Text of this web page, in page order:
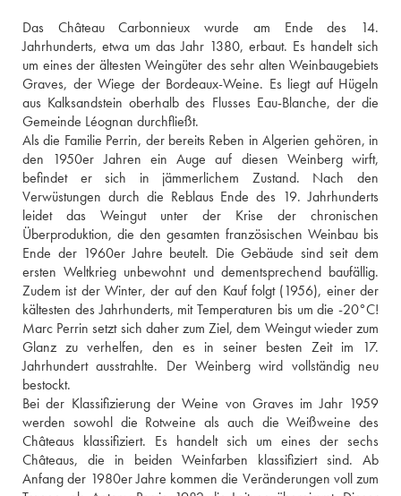
Das Château Carbonnieux wurde am Ende des 14.
Jahrhunderts, etwa um das Jahr 1380, erbaut. Es handelt sich
um eines der ältesten Weingüter des sehr alten Weinbaugebiets
Graves, der Wiege der Bordeaux-Weine. Es liegt auf Hügeln
aus Kalksandstein oberhalb des Flusses Eau-Blanche, der die
Gemeinde Léognan durchfließt.
Als die Familie Perrin, der bereits Reben in Algerien gehören, in
den 1950er Jahren ein Auge auf diesen Weinberg wirft,
befindet er sich in jämmerlichem Zustand. Nach den
Verwüstungen durch die Reblaus Ende des 19. Jahrhunderts
leidet das Weingut unter der Krise der chronischen
Überproduktion, die den gesamten französischen Weinbau bis
Ende der 1960er Jahre beutelt. Die Gebäude sind seit dem
ersten Weltkrieg unbewohnt und dementsprechend baufällig.
Zudem ist der Winter, der auf den Kauf folgt (1956), einer der
kältesten des Jahrhunderts, mit Temperaturen bis um die -20°C!
Marc Perrin setzt sich daher zum Ziel, dem Weingut wieder zum
Glanz zu verhelfen, den es in seiner besten Zeit im 17.
Jahrhundert ausstrahlte. Der Weinberg wird vollständig neu
bestockt.
Bei der Klassifizierung der Weine von Graves im Jahr 1959
werden sowohl die Rotweine als auch die Weißweine des
Châteaus klassifiziert. Es handelt sich um eines der sechs
Châteaus, die in beiden Weinfarben klassifiziert sind. Ab
Anfang der 1980er Jahre kommen die Veränderungen voll zum